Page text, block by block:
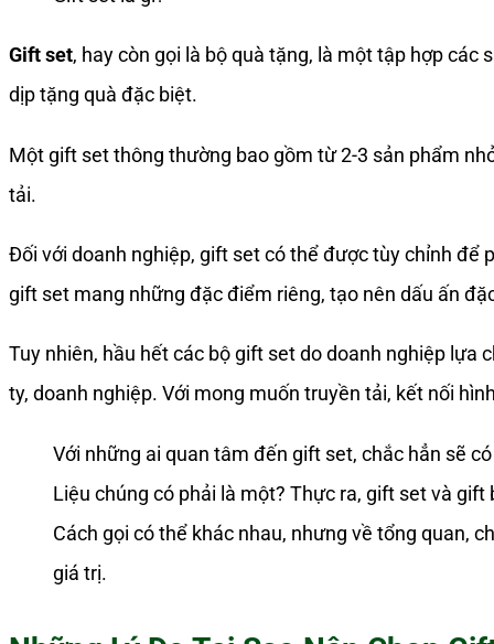
Gift set, hay còn gọi là bộ quà tặng, là một tập hợp
dịp tặng quà đặc biệt.
Một gift set thông thường bao gồm từ 2-3 sản phẩm
tải.
Đối với doanh nghiệp, gift set có thể được tùy chỉnh để
gift set mang những đặc điểm riêng, tạo nên dấu ấn
Tuy nhiên, hầu hết các bộ gift set do doanh nghiệp lựa
ty, doanh nghiệp. Với mong muốn truyền tải, kết nối
Với những ai quan tâm đến gift set, chắc hẳn sẽ
Liệu chúng có phải là một? Thực ra, gift set và
Cách gọi có thể khác nhau, nhưng về tổng quan,
giá trị.